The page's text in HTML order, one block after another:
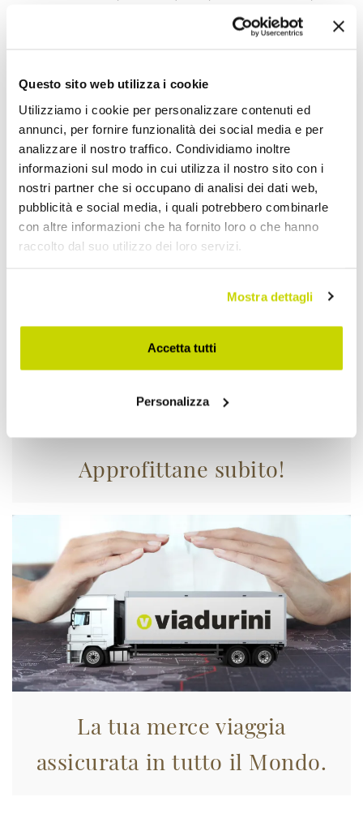
Questo sito web utilizza i cookie
Utilizziamo i cookie per personalizzare contenuti ed
annunci, per fornire funzionalità dei social media e per
analizzare il nostro traffico. Condividiamo inoltre
informazioni sul modo in cui utilizza il nostro sito con i
nostri partner che si occupano di analisi dei dati web,
pubblicità e social media, i quali potrebbero combinarle
con altre informazioni che ha fornito loro o che hanno
raccolto dal suo utilizzo dei loro servizi.
Mostra dettagli
Accetta tutti
Personalizza
Chaise-Longue da Giardino
Approfittane subito!
La tua merce viaggia
assicurata in tutto il Mondo.